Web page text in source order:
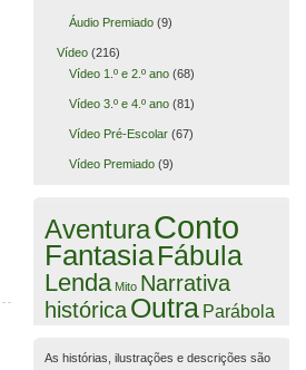
Áudio Premiado(9)
Vídeo(216)
Vídeo 1.º e 2.º ano(68)
Vídeo 3.º e 4.º ano(81)
Vídeo Pré-Escolar(67)
Vídeo Premiado(9)
AventuraConto
FantasiaFábula
Lenda Mito Narrativa
históricaOutra Parábola
As histórias, ilustrações e descrições são